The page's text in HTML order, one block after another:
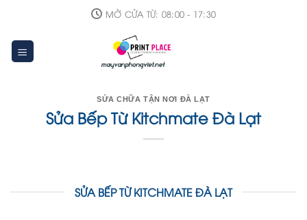
content
MỞ CỬA TỪ: 08:00 - 17:30
SỬA CHỮA TẬN NƠI ĐÀ LẠT
Sửa Bếp Từ Kitchmate Đà Lạt
SỬA BẾP TỪ KITCHMATE ĐÀ LẠT